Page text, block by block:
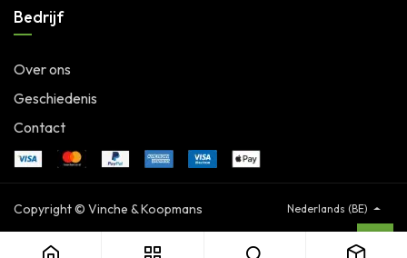
Bedrijf
Over ons
Geschiedenis
Contact
Copyright © Vinche & Koopmans Nederlands (BE)